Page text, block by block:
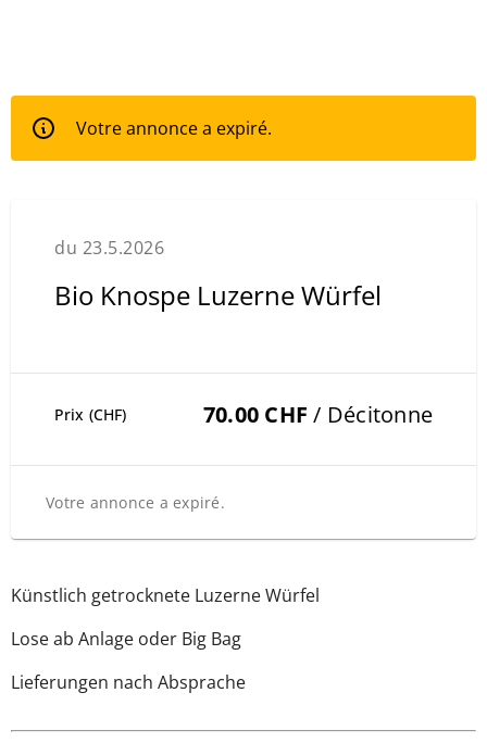
Votre annonce a expiré.
du 23.5.2026
Bio Knospe Luzerne Würfel
Prix (CHF) 70.00 CHF / Décitonne
Votre annonce a expiré.
Künstlich getrocknete Luzerne Würfel
Lose ab Anlage oder Big Bag
Lieferungen nach Absprache